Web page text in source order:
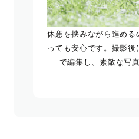
休憩を挟みながら進める
っても安心です。撮影
で編集し、素敵な写